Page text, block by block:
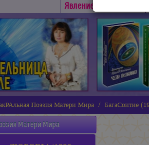
Явлениe Матери Мира
Поэзия Матери Мира БагаСоитие
Матери Мира